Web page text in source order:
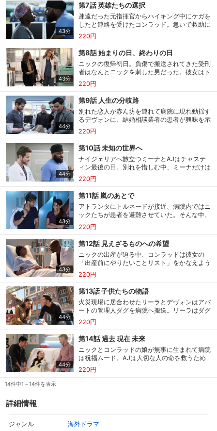
購入明細 ４ヵ月分の購入明細の確認が可能です。
Myクーポン
現在獲得済みのお得なクーポンを確認でき
ます。
購入履歴
確認が可能です。こちらから視聴いただく
と便利です。
お気に入り
す。お気に入りに追加した作品の削除も可
閲覧履歴
サイト内の閲覧履歴を確認できます。履歴
の削除も可能です。
視聴年齢制限
サイト内で表示される作品の表示制限が可
能です。5段階の年齢区分から選択できま
す。
バイス連携の設定ができます。
パスコード設定
視聴年齢制限の変更時にパスコード入力が
求められるのでお子さまがいても安心で
す。
メルマガ
メルマガの配信停止、配信先のメールアド
レスの変更が可能です。
定額見放題解約
定額見放題コンテンツの解約はこちらから
可能です。
手の移植手術を待つ少年にも思わぬ影響が。困
り果てたヴォスたちは、ベルのつてで意外な人
物を助っ人に呼ぶ。事件の後遺症に苦しむニッ
クは、心の支えに友人を呼び寄せるが、コンラ
ッドと敵対するいわくつきの人物だった。
43分
第7話 英雄たちの選択
疎遠だった元指揮官からハイキング中にケガを
したと連絡を受けたコンラッド。急いで救助に
向かうが、彼は大尉に対してある理由で後ろめ
たさを感じていた。病院では、ビザが更新され
ず国外退去になる不安を抱くミーナが大手術に
挑もうとしていた。一方、デヴォンは治療を諦
め、痛みの管理をしたいという元ダンサーを説
得し、治療を試みる。そんな中、ベルの元継子
ジェイクがチャスティンで働くことになる。
220円
43分
第8話 始まりの日、終わりの日
ニックの復帰初日。負傷で搬送されてきた受刑
者はなんとニックを刺した男だった。彼女はト
ラウマと正面から向き合うことになる。この日
は、新人リーラのインターン初日でもあった。
彼女の仕事ぶりにはムラがあり、デヴォンはそ
の理由を知る。体が少し回復してきたケイン
は、脳神経外科医への復帰を目指して理学療法
を開始したが、厳しい現実を突きつけられる。
そしてミーナには新たな難題が待ち受けてい
220円
44分
第9話 人生の分岐路
別れた恋人が赤ん坊を連れて病院に現れ動揺す
るデヴォンに、結婚相談業者の患者が興味を示
す。救急搬送された若い妊婦に駆け寄るジェイ
クとグレッグ。彼女は2人の元へ赤ん坊を養子
に出すつもりだったのだが予期せぬトラブルが
起こる。ケインは理学療法で知り合ったローズ
を励まし、心を通わせる。強制送還の期日が迫
るミーナ。彼女は故郷ナイジェリアの将来を憂
い、苦悩しながらも、ある重大な決断をする。
220円
44分
第10話 未知の世界へ
ナイジェリアへ旅立つミーナとAJはチャステ
ィン最後の日。別れを惜しむ中、ミーナだけは
いつものように淡々としている。そんな中、
AJの母親がERにやってきた。心気症の彼女
は、AJとの別れの辛さから体調を崩したよう
だった。ケインは周りの想像以上に順調に回復
し、手術に復帰することに。患者は16歳の少
女。ヴォス立ち会いのもと手術は始まった。デ
ヴォンは鎌状赤血球症のローズに治験を紹介す
220円
43分
第11話 嵐のあとで
アトランタにトルネードが接近、病院内ではニ
ックたちが患者を避難させていた。そんな中、
7歳の少女が腹痛を訴え養父母に付き添われて
搬送。トルネードが過ぎさった後、デヴォンと
リーラが重傷者1人とシミュレーション室に閉
じ込められる。また、救急車だまりでは屋根が
崩落し救急隊員が下敷きになっていた。一方、
養子を諦めたジェイクと、ミーナを恋しがる
AJは、周囲の同情的な態度にうんざりしてい
220円
43分
第12話 見えざるものへの希望
ニックの出産が迫る中、コンラッドは彼女の
「出産前にやりたいことリスト」をかなえよう
と、優雅なスパの１日を計画。しかし、２人で
とある患者の様子を見に行ったことで、計画は
大いに狂ってしまう。一方、AJは母親のがん
の進行が早いことが分かり、気が立っていた。
ローズはついに遺伝子治療を開始したが、事態
は思わぬ方向へ。その頃、ヴォスは病院の経営
難で崖っぷちに立たされていた…。
220円
44分
第13話 子供たちの物語
火災現場に居合わせたリーラとデヴォンはアパ
ートの管理人ダグを病院へ搬送。リーラはダグ
を担当し、患者との心の距離感に悩む。一方、
ニックの家ではビリーがベビーシャワーの準備
に励みながら落ち着かずにいた。鎌状赤血球症
で遺伝子治療を受けたローズが体の痛みを訴え
てケインと２人で来院した姿に、なぜかデヴォ
ンは動揺。ジェイクとグレッグは容体が安定し
ないサミーに不安になりながらも寄り添う。
220円
44分
第14話 過去 現在 未来
ニックとコンラッドの娘が無事に生まれて病院
は祝福ムード。AJは大切な人の命を救うため
宿敵に助けを求める。責任の重い手術を任され
たビリーは過去の失敗に囚われ、前進できずに
だことに不安を覚え、素直に喜べず…。
220円
14件中1～14件を表示
詳細情報
ジャンル 海外ドラマ